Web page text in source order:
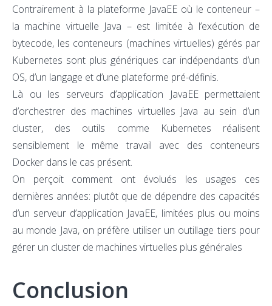
Contrairement à la plateforme JavaEE où le conteneur –
la machine virtuelle Java – est limitée à l’exécution de
bytecode, les conteneurs (machines virtuelles) gérés par
Kubernetes sont plus génériques car indépendants d’un
OS, d’un langage et d’une plateforme pré-définis.
Là ou les serveurs d’application JavaEE permettaient
d’orchestrer des machines virtuelles Java au sein d’un
cluster, des outils comme Kubernetes réalisent
sensiblement le même travail avec des conteneurs
Docker dans le cas présent.
On perçoit comment ont évolués les usages ces
dernières années: plutôt que de dépendre des capacités
d’un serveur d’application JavaEE, limitées plus ou moins
au monde Java, on préfère utiliser un outillage tiers pour
gérer un cluster de machines virtuelles plus générales
Conclusion